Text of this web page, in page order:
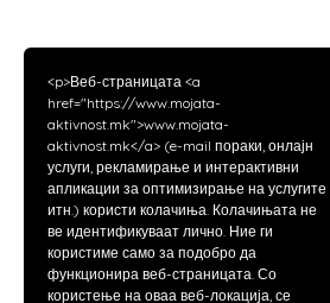
<p>Веб-страницата <a
href="https://www.mojata-
aktivnost.mk">www.mojata-
aktivnost.mk</a> (e-mail пораки, онлајн
услуги, рекламирање и интерактивни
апликации за оптимизирање на услугите
итн.) користи колачиња. Колачињата не
ве идентификуваат лично. Ние ги
користиме само за подобро да
функционира веб-страницата. Со
користење на оваа веб-локација, се